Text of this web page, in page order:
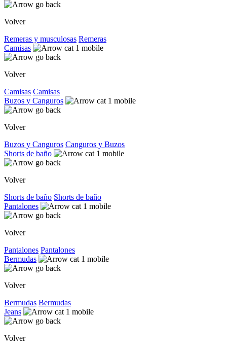
Volver
Remeras y musculosas Remeras
Camisas
Volver
Camisas Camisas
Buzos y Canguros
Volver
Buzos y Canguros Canguros y Buzos
Shorts de baño
Volver
Shorts de baño Shorts de baño
Pantalones
Volver
Pantalones Pantalones
Bermudas
Volver
Bermudas Bermudas
Jeans
Volver